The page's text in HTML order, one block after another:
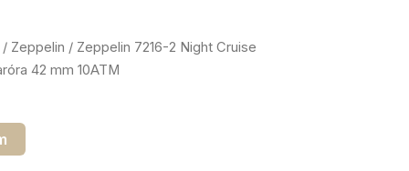
/ Zeppelin / Zeppelin 7216-2 Night Cruise
42 mm 10ATM